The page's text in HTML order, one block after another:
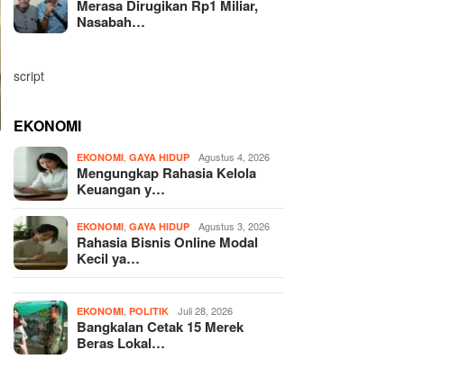
Merasa Dirugikan Rp1 Miliar,
Nasabah…
script
EKONOMI
EKONOMI ,GAYA HIDUP Agustus 4, 2026
Mengungkap Rahasia Kelola
Keuangan y…
EKONOMI ,GAYA HIDUP Agustus 3, 2026
Rahasia Bisnis Online Modal
Kecil ya…
EKONOMI ,POLITIK Juli 28, 2026
Bangkalan Cetak 15 Merek
Beras Lokal…